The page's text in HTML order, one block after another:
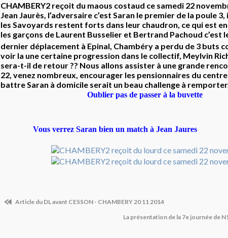
CHAMBERY2 reçoit du maous costaud ce samedi 22
Jean Jaurès, l’adversaire c’est Saran le premier de la poule
les Savoyards restent forts dans leur chaudron, ce qui est
les garçons de Laurent Busselier et Bertrand Pachoud c’est
dernier déplacement à Epinal, Chambéry a perdu de 3 buts
voir la une certaine progression dans le collectif, Meylvin
sera-t-il de retour ?? Nous allons assister à une grande
22, venez nombreux, encourager les pensionnaires du
battre Saran à domicile serait un beau challenge à remporter.
Oublier pas de passer à la buvette
Vous verrez Saran bien un match à Jean Jaures
Article du DL avant CESSON - CHAMBERY 20 11 2014
La présentation de la 7e journée de